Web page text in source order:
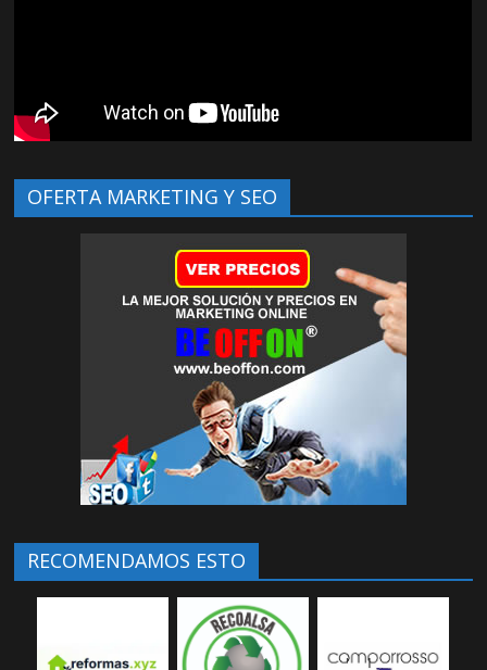
OFERTA MARKETING Y SEO
RECOMENDAMOS ESTO